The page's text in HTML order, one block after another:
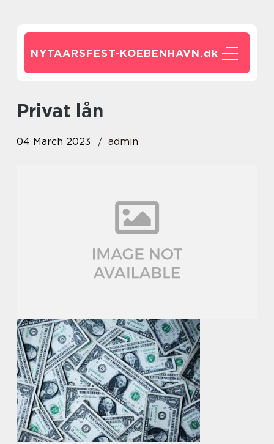
NYTAARSFEST-KOEBENHAVN.dk
privat lån
04 March 2023 admin